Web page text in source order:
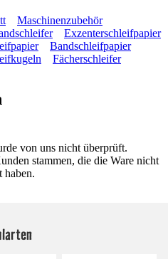
Maschinenzubehör
Exzenterschleifpapier
Bandschleifpapier
Fächerschleifer
von uns nicht überprüft.
stammen, die die Ware nicht
haben.